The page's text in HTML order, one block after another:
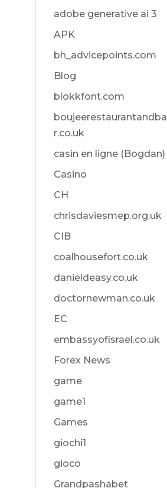
adobe generative ai 3
APK
bh_advicepoints.com
Blog
blokkfont.com
boujeerestaurantandba
r.co.uk
casin en ligne (Bogdan)
Casino
CH
chrisdaviesmep.org.uk
CIB
coalhousefort.co.uk
danieldeasy.co.uk
doctornewman.co.uk
EC
embassyofisrael.co.uk
Forex News
game
game1
Games
giochi1
gioco
Grandpashabet